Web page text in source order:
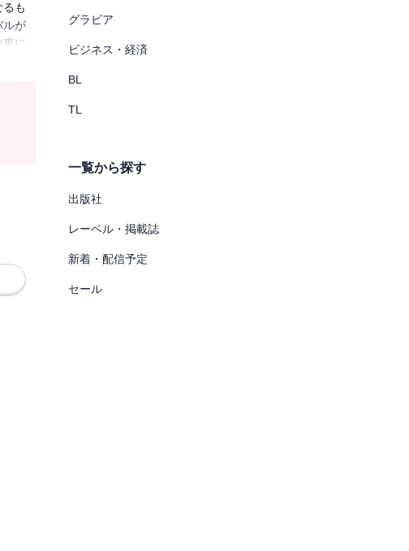
も
ルが
に
。
グラビア
ビジネス・経済
BL
TL
一覧から探す
出版社
レーベル・掲載誌
新着・配信予定
セール